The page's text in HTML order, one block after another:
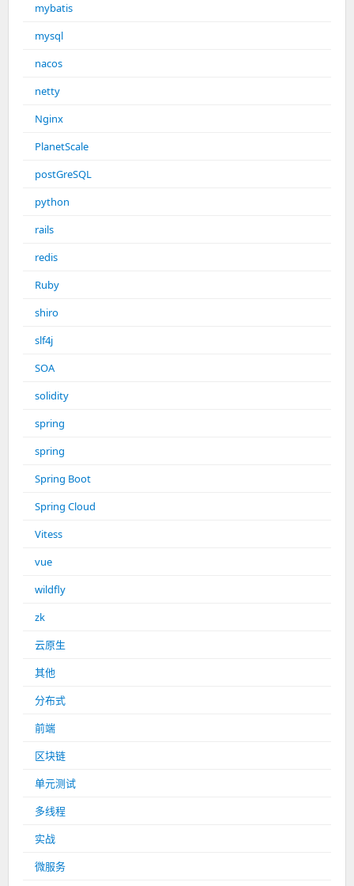
mybatis
mysql
nacos
netty
Nginx
PlanetScale
postGreSQL
python
rails
redis
Ruby
shiro
slf4j
SOA
solidity
spring
spring
Spring Boot
Spring Cloud
Vitess
vue
wildfly
zk
云原生
其他
分布式
前端
区块链
单元测试
多线程
实战
微服务